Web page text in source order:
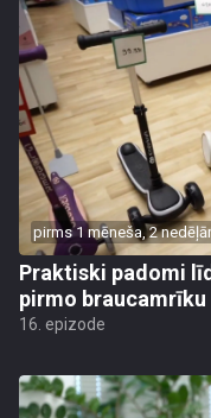
pirms 1 mēneša, 2
Praktiski padomi
pirmo braucamrīku
16. epizode